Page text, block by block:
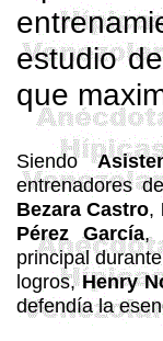
estudio
que
SiendoA
entrenadores
Bezara Castro,
Pérez García,
principal
logros,Henry
defendía la